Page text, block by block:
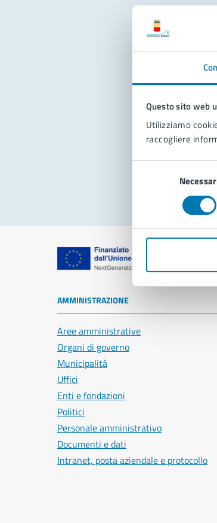
Questo sito web
Utilizziamo
raccogliere
AMMINISTRAZIONE
Aree amministrative
Organi di governo
Municipalità
Uffici
Enti e fondazioni
Politici
Personale amministrativo
Documenti e dati
Intranet, posta aziendale e protocollo